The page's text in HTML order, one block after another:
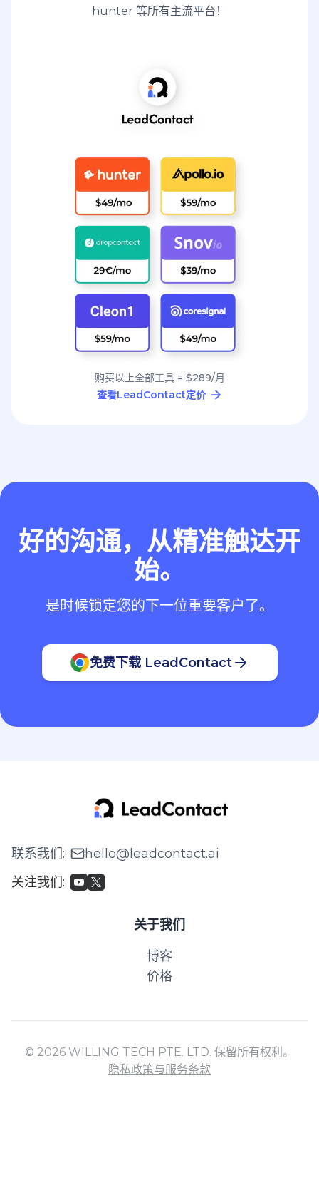
hunter 等所有主流平台！
购买以上全部工具 = $289/月
查看LeadContact定价
好的沟通，从精准触达开
始。
是时候锁定您的下一位重要客户了。
免费下载 LeadContact
联系我们:
hello@leadcontact.ai
关注我们:
关于我们
博客
价格
© 2026 WILLING TECH PTE. LTD. 保留所有权利。
隐私政策与服务条款